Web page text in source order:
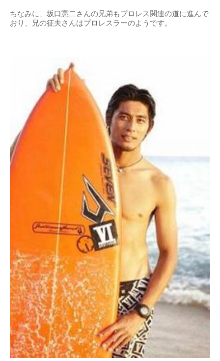
ちなみに、坂口憲二さんの兄弟もプロレス関連の道に進んで
おり、兄の征夫さんはプロレスラーのようです。